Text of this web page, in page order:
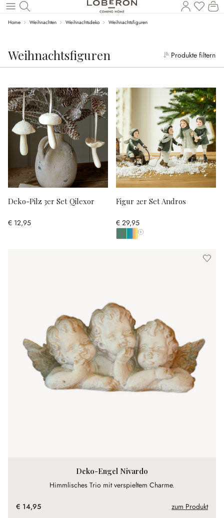
Zum Hauptinhalt springen
Home Weihnachten Weihnachtsdeko Weihnachtsfiguren
Weihnachtsfiguren Produkte filtern
Deko-Pilz 3er Set Qilexor
€ 12,95
Deko-Engel Nivardo
Himmlisches Trio mit verspieltem Charme.
€ 14,95 zum Produkt
Figur 2er Set Andros
€ 29,95
Alle Farben anzeigen